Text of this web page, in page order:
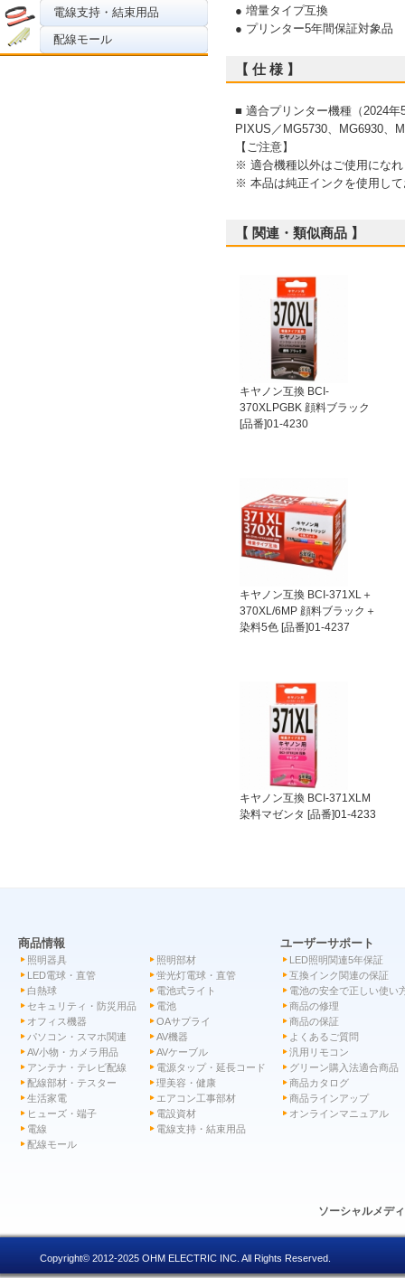
電線支持・結束用品
配線モール
● 増量タイプ互換
● プリンター5年間保証対象品
【 仕 様 】
■ 適合プリンター機種（2024年
PIXUS／MG5730、MG6930、
【ご注意】
※ 適合機種以外はご使用にな
※ 本品は純正インクを使用し
【 関連・類似商品 】
キヤノン互換 BCI-
370XLPGBK 顔料ブラック
[品番]01-4230
キヤノン互換 BCI-371XL＋
370XL/6MP 顔料ブラック＋
染料5色 [品番]01-4237
キヤノン互換 BCI-371XLM
染料マゼンタ [品番]01-4233
商品情報
照明器具
照明部材
LED電球・直管
蛍光灯電球・直管
白熱球
電池式ライト
セキュリティ・防災用品
電池
オフィス機器
OAサプライ
パソコン・スマホ関連
AV機器
AV小物・カメラ用品
AVケーブル
アンテナ・テレビ配線
電源タップ・延長コード
配線部材・テスター
理美容・健康
生活家電
エアコン工事部材
ヒューズ・端子
電設資材
電線
電線支持・結束用品
配線モール
ユーザーサポート
LED照明関連5年保証
互換インク関連の保証
電池の安全で正しい使い
商品の修理
商品の保証
よくあるご質問
汎用リモコン
グリーン購入法適合商品
商品カタログ
商品ラインアップ
オンラインマニュアル
ソーシャルメデ
Copyright© 2012-2025 OHM ELECTRIC INC. All Rights Reserved.